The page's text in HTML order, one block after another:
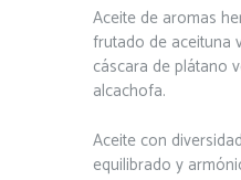
Aceite de aromas
frutado de aceituna
cáscara de plátano
alcachofa.
Aceite con
equilibrado y